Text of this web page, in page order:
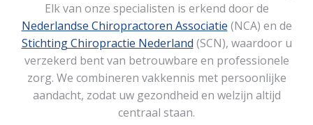
Elk van onze specialisten is erkend door de
Nederlandse Chiropractoren Associatie (NCA) en de
Stichting Chiropractie Nederland (SCN), waardoor u
verzekerd bent van betrouwbare en professionele
zorg. We combineren vakkennis met persoonlijke
aandacht, zodat uw gezondheid en welzijn altijd
centraal staan.